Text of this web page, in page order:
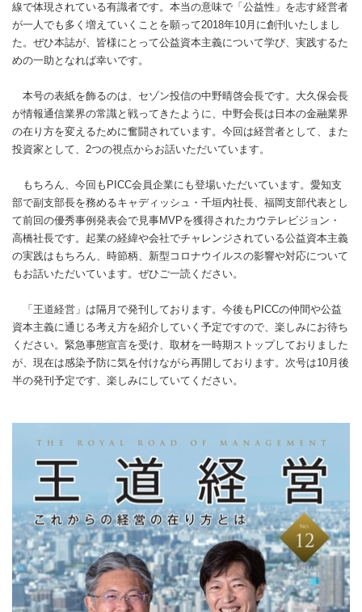
線で体現されている有識者です。本当の意味で「公益性」を志す経営者
が一人でも多く増えていくことを願って2018年10月に創刊いたしまし
た。ぜひ本誌が、皆様にとって公益資本主義について学び、実践するた
めの一助となれば幸いです。
本号の表紙を飾るのは、セゾン投信の中野晴啓会長です。大久保会長
が情報通信業界の常識と戦ってきたように、中野会長は日本の金融業界
の在り方を変えるために奮闘されています。今回は経営者として、また
投資家として、2つの視点からお話いただいています。
もちろん、今回もPICC会員企業にも登場いただいています。愛知支
部で副支部長を務めるキャディッシュ・千垣内社長、福岡支部代表とし
て前回の優秀事例発表会で見事MVPを獲得されたカウテレビジョン・
高橋社長です。起業の経緯や会社でチャレンジされている公益資本主義
の実践はもちろん、時節柄、新型コロナウイルスの影響や対応について
もお話いただいています。ぜひご一読ください。
「王道経営」は隔月で発刊しております。今後もPICCの仲間や公益
資本主義に通じる考え方を紹介していく予定ですので、楽しみにお待ち
ください。緊急事態宣言を受け、取材を一時期ストップしておりました
が、現在は感染予防に気を付けながら再開しております。次号は10月後
半の発刊予定です、楽しみにしていてください。